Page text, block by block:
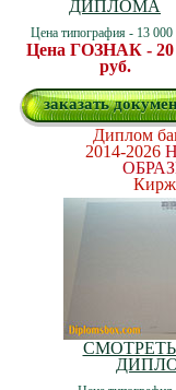
ДИПЛОМА
Цена типография - 13 000
Цена ГОЗНАК - 20
руб.
заказать
Диплом
2014-2026